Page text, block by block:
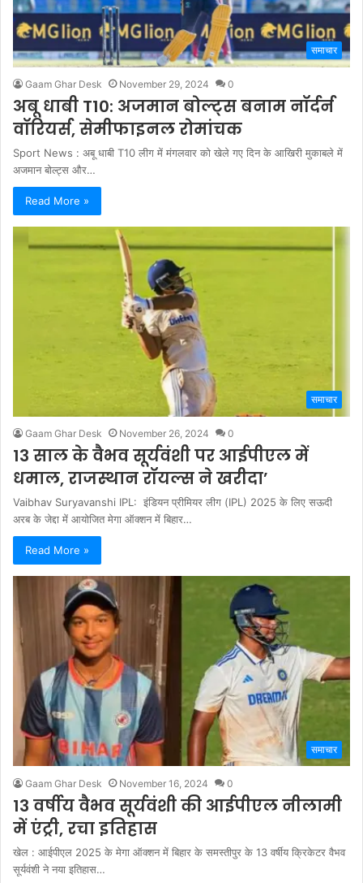
समाचार
Gaam Ghar Desk November 29, 2024 0
अबू धाबी T10: अजमान बोल्ट्स बनाम नॉर्दर्न
वॉरियर्स, सेमीफाइनल रोमांचक
Sport News : अबू धाबी T10 लीग में मंगलवार को खेले गए दिन के आखिरी मुकाबले में
अजमान बोल्ट्स और…
Read More »
समाचार
Gaam Ghar Desk November 26, 2024 0
13 साल के वैभव सूर्यवंशी पर आईपीएल में
धमाल, राजस्थान रॉयल्स ने खरीदा’
Vaibhav Suryavanshi IPL: इंडियन प्रीमियर लीग (IPL) 2025 के लिए सऊदी
अरब के जेद्दा में आयोजित मेगा ऑक्शन में बिहार…
Read More »
समाचार
Gaam Ghar Desk November 16, 2024 0
13 वर्षीय वैभव सूर्यवंशी की आईपीएल नीलामी
में एंट्री, रचा इतिहास
खेल : आईपीएल 2025 के मेगा ऑक्शन में बिहार के समस्तीपुर के 13 वर्षीय क्रिकेटर वैभव
सूर्यवंशी ने नया इतिहास…